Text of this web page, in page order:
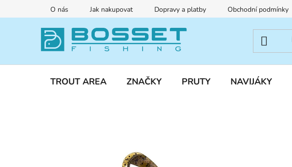
na
O nás Jak nakupovat Dopravy a platby Obchodní podmínky
TROUT AREA ZNAČKY PRUTY NAVIJÁKY